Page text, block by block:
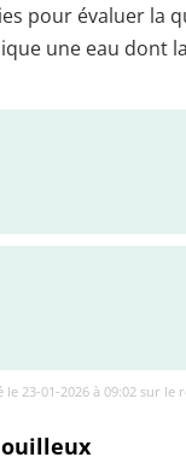
pour évaluer la
une eau dont
23-01-2026 à 09:02 sur le